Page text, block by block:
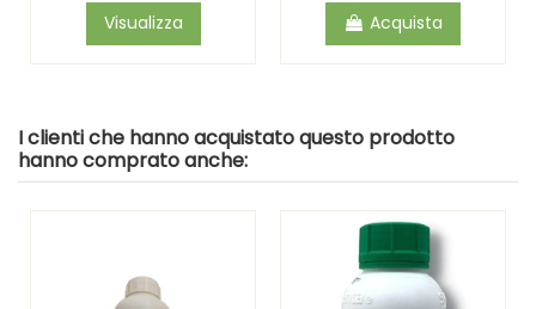
Visualizza Acquista
I clienti che hanno acquistato questo prodotto
hanno comprato anche: